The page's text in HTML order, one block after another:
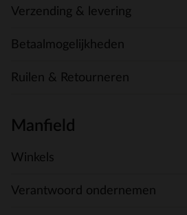
Verzending & levering
Betaalmogelijkheden
Ruilen & Retourneren
Manfield
Winkels
Verantwoord ondernemen